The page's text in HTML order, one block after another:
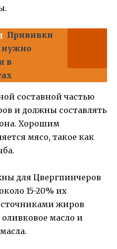
Прививки
нужно
в
составной частью
и должны составлять
Хорошим
мясо, такое как
для Цвергпинчеров
15-20% их
жиров
масло и